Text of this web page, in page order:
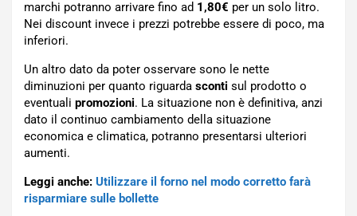
marchi potranno arrivare fino ad 1,80€ per un solo litro.
Nei discount invece i prezzi potrebbe essere di poco, ma
inferiori.
Un altro dato da poter osservare sono le nette
diminuzioni per quanto riguarda sconti sul prodotto o
eventuali promozioni. La situazione non è definitiva, anzi
dato il continuo cambiamento della situazione
economica e climatica, potranno presentarsi ulteriori
aumenti.
Leggi anche: Utilizzare il forno nel modo corretto farà
risparmiare sulle bollette